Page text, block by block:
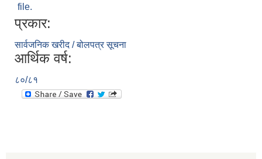
file.
प्रकार:
सार्वजनिक खरीद / बोलपत्र सूचना
आर्थिक वर्ष:
८०/८१